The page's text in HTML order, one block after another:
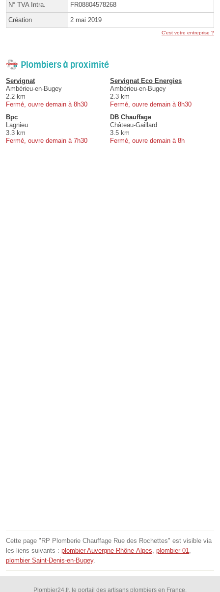
N° TVA Intra. FR08804578268
Création 2 mai 2019
C'est votre entreprise ?
Plombiers à proximité
Servignat
Ambérieu-en-Bugey
2.2 km
Fermé, ouvre demain à 8h30
Servignat Eco Energies
Ambérieu-en-Bugey
2.3 km
Fermé, ouvre demain à 8h30
Bpc
Lagnieu
3.3 km
Fermé, ouvre demain à 7h30
DB Chauffage
Château-Gaillard
3.5 km
Fermé, ouvre demain à 8h
Cette page "RP Plomberie Chauffage Rue des Rochettes" est visible via
les liens suivants : plombier Auvergne-Rhône-Alpes plombier 01
plombier Saint-Denis-en-Bugey.
Plombier24.fr, le portail des artisans plombiers en France.